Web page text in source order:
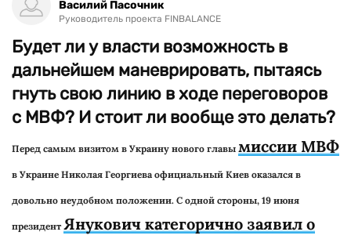
Василий Пасочник
Руководитель проекта FINBALANCE
Будет ли у власти возможность в
дальнейшем маневрировать, пытаясь
гнуть свою линию в ходе переговоров
с МВФ? И стоит ли вообще это делать?
Перед самым визитом в Украину нового главы миссии МВФ
в Украине Николая Георгиева официальный Киев оказался в
довольно неудобном положении. С одной стороны, 19 июня
президент Янукович категорично заявил о